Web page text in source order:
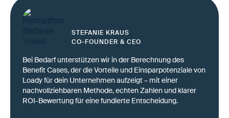
STEFANIE KRAUS
CO-FOUNDER & CEO
Bei Bedarf unterstützen wir in der Berechnung des
Benefit Cases, der die Vorteile und Einsparpotenziale von
Loady für dein Unternehmen aufzeigt – mit einer
nachvollziehbaren Methode, echten Zahlen und klarer
ROI-Bewertung für eine fundierte Entscheidung.